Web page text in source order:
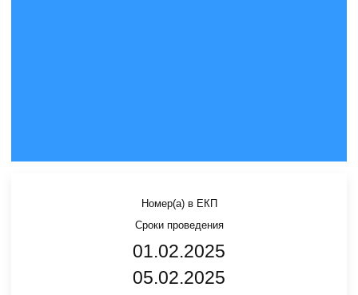
Номер(а) в ЕКП
Сроки проведения
01.02.2025
05.02.2025